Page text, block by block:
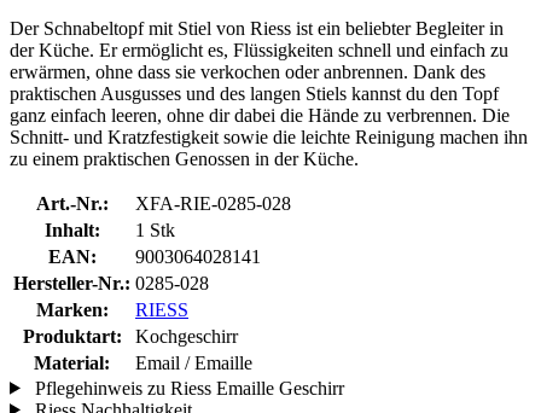
Der Schnabeltopf mit Stiel von Riess ist ein beliebter Begleiter in
der Küche. Er ermöglicht es, Flüssigkeiten schnell und einfach zu
erwärmen, ohne dass sie verkochen oder anbrennen. Dank des
praktischen Ausgusses und des langen Stiels kannst du den Topf
ganz einfach leeren, ohne dir dabei die Hände zu verbrennen. Die
Schnitt- und Kratzfestigkeit sowie die leichte Reinigung machen ihn
zu einem praktischen Genossen in der Küche.
Art.-Nr.:
XFA-RIE-0285-028
Inhalt:
1 Stk
EAN:
9003064028141
Hersteller-Nr.: 0285-028
Marken:
RIESS
Produktart:
Kochgeschirr
Material:
Email / Emaille
Pflegehinweis zu Riess Emaille Geschirr